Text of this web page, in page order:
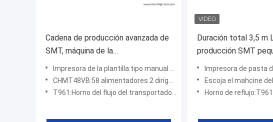
Cadena de producción avanzada de
SMT, máquina de la
impresora/CHMT48VB Pnp de
3040 plantillas/horno T961 del flujo
Impresora de la plantilla:tipo manual de la impresora de la alta precisión 3040
CHMT48VB:58 alimentadores 2 dirigen + sistema de la visión
T961:Horno del flujo del transportador, 6 zonas
Duración total 3,5 m
producción SMT
precisión 0201, BGA,
pines
Impresora de pasta de soldadura:tamaño de
Escoja el mahcine del lugar de n:Charmhigh CHM-
Horno de reflujo:T961S: